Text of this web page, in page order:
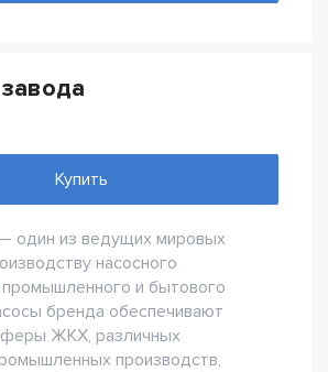
Купить
один из ведущих мировых
насосного
и бытового
бренда обеспечивают
ЖКХ, различных
производств,